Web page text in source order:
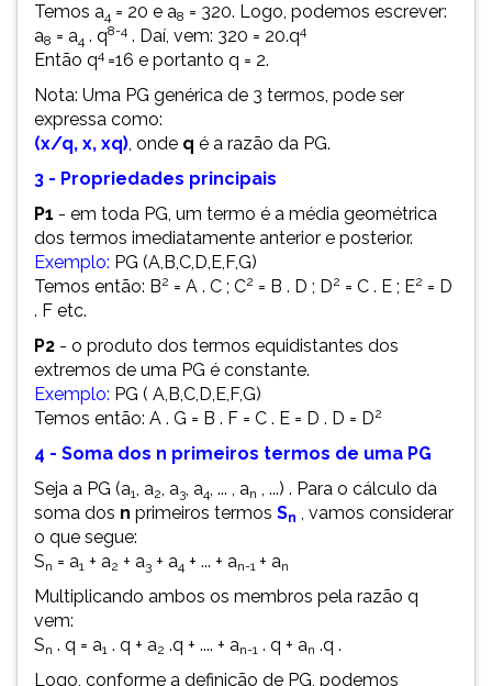
Temos a4 = 20 e a8 = 320. Logo, podemos escrever:
a8 = a4 . q8-4 . Daí, vem: 320 = 20.q4
Então q4 =16 e portanto q = 2.
Nota: Uma PG genérica de 3 termos, pode ser
expressa como:
(x/q, x, xq), onde q é a razão da PG.
3 - Propriedades principais
P1 - em toda PG, um termo é a média geométrica
dos termos imediatamente anterior e posterior.
Exemplo: PG (A,B,C,D,E,F,G)
Temos então: B2 = A . C ; C2 = B . D ; D2 = C . E ; E2 = D
. F etc.
P2 - o produto dos termos equidistantes dos
extremos de uma PG é constante.
Exemplo: PG ( A,B,C,D,E,F,G)
Temos então: A . G = B . F = C . E = D . D = D2
4 - Soma dos n primeiros termos de uma PG
Seja a PG (a1, a2, a3, a4, ... , an , ...) . Para o cálculo da
soma dos n primeiros termos Sn , vamos considerar
o que segue:
Sn = a1 + a2 + a3 + a4 + ... + an-1 + an
Multiplicando ambos os membros pela razão q
vem:
Sn . q = a1 . q + a2 .q + .... + an-1 . q + an .q .
Logo, conforme a definição de PG, podemos